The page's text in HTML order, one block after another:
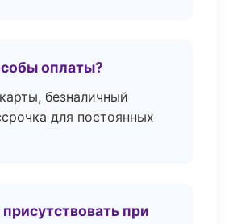
оплаты?
безналичный
для постоянных
при